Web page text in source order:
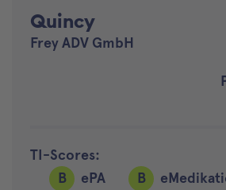
Quincy
Frey ADV GmbH
TI-Scores:
B
ePA B